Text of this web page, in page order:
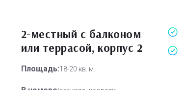
2-местный с балконом
или террасой, корпус 2
Площадь:18-20 кв. м.